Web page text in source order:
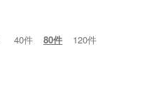
40件 80件 120件